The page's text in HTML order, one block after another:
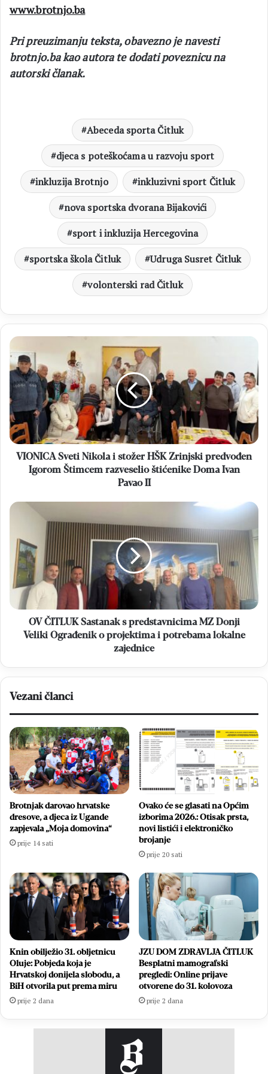
www.brotnjo.ba
Pri preuzimanju teksta, obavezno je navesti
brotnjo.ba kao autora te dodati poveznicu na
autorski članak.
Abeceda sporta Čitluk
djeca s poteškoćama u razvoju sport
inkluzija Brotnjo
inkluzivni sport Čitluk
nova sportska dvorana Bijakovići
sport i inkluzija Hercegovina
sportska škola Čitluk
Udruga Susret Čitluk
volonterski rad Čitluk
VIONICA
Sveti
Nikola
HŠK
Zrinjski
predvođen
Igorom
Štimcem
razveselio
Ivan
VIONICA Sveti Nikola i stožer HŠK Zrinjski predvođen
Igorom Štimcem razveselio štićenike Doma Ivan
Pavao II
OV
predstavnicima
MZ
Donji
Veliki
Ograđenik
projektima
lokalne
OV ČITLUK Sastanak s predstavnicima MZ Donji
Veliki Ograđenik o projektima i potrebama lokalne
zajednice
Vezani članci
Brotnjak darovao hrvatske
dresove, a djeca iz Ugande
zapjevala „Moja domovina“
prije 14 sati
Ovako će se glasati na Općim
izborima 2026.: Otisak prsta,
novi listići i elektroničko
brojanje
prije 20 sati
Knin obilježio 31. obljetnicu
Oluje: Pobjeda koja je
Hrvatskoj donijela slobodu, a
BiH otvorila put prema miru
prije 2 dana
JZU DOM ZDRAVLJA ČITLUK
Besplatni mamografski
pregledi: Online prijave
otvorene do 31. kolovoza
prije 2 dana